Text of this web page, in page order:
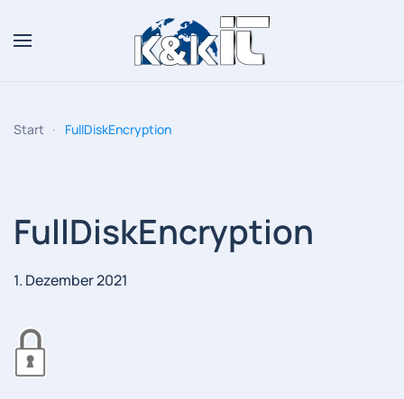
Zum Hauptinhalt springen
Start FullDiskEncryption
FullDiskEncryption
1. Dezember 2021